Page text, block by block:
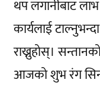
थप लगानीबाट लाभ
कार्यलाई
राख्नुहोस्।
आजको शुभ रंग